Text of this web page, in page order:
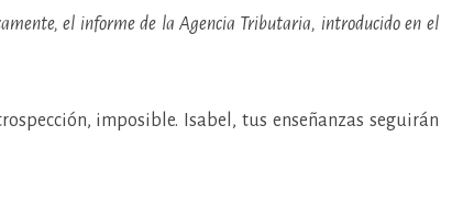
el informe de la Agencia Tributaria, introducido en el
imposible. Isabel, tus enseñanzas seguirán